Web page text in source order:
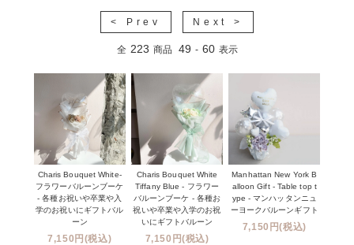
< Prev Next >
全 223 商品 49 - 60 表示
Charis Bouquet White-
フラワーバルーンブーケ
- 各種お祝いや卒業や入
学のお祝いにギフトバル
ーン
7,150円(税込)
Charis Bouquet White
Tiffany Blue - フラワー
バルーンブーケ - 各種お
祝いや卒業や入学のお祝
いにギフトバルーン
7,150円(税込)
Manhattan New York B
alloon Gift - Table top t
ype - マンハッタンニュ
ーヨークバルーンギフト
7,150円(税込)